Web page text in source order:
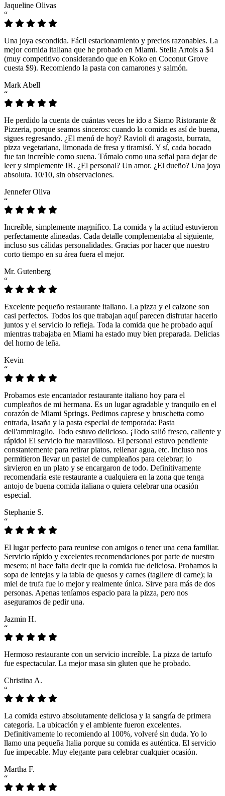
Jaqueline Olivas
“
Una joya escondida. Fácil estacionamiento y precios razonables. La
mejor comida italiana que he probado en Miami. Stella Artois a $4
(muy competitivo considerando que en Koko en Coconut Grove
cuesta $9). Recomiendo la pasta con camarones y salmón.
Mark Abell
“
He perdido la cuenta de cuántas veces he ido a Siamo Ristorante &
Pizzeria, porque seamos sinceros: cuando la comida es así de buena,
sigues regresando. ¿El menú de hoy? Ravioli di aragosta, burrata,
pizza vegetariana, limonada de fresa y tiramisú. Y sí, cada bocado
fue tan increíble como suena. Tómalo como una señal para dejar de
leer y simplemente IR. ¿El personal? Un amor. ¿El dueño? Una joya
absoluta. 10/10, sin observaciones.
Jennefer Oliva
“
Increíble, simplemente magnífico. La comida y la actitud estuvieron
perfectamente alineadas. Cada detalle complementaba al siguiente,
incluso sus cálidas personalidades. Gracias por hacer que nuestro
corto tiempo en su área fuera el mejor.
Mr. Gutenberg
“
Excelente pequeño restaurante italiano. La pizza y el calzone son
casi perfectos. Todos los que trabajan aquí parecen disfrutar hacerlo
juntos y el servicio lo refleja. Toda la comida que he probado aquí
mientras trabajaba en Miami ha estado muy bien preparada. Delicias
del horno de leña.
Kevin
“
Probamos este encantador restaurante italiano hoy para el
cumpleaños de mi hermana. Es un lugar agradable y tranquilo en el
corazón de Miami Springs. Pedimos caprese y bruschetta como
entrada, lasaña y la pasta especial de temporada: Pasta
dell'ammiraglio. Todo estuvo delicioso. ¡Todo salió fresco, caliente y
rápido! El servicio fue maravilloso. El personal estuvo pendiente
constantemente para retirar platos, rellenar agua, etc. Incluso nos
permitieron llevar un pastel de cumpleaños para celebrar; lo
sirvieron en un plato y se encargaron de todo. Definitivamente
recomendaría este restaurante a cualquiera en la zona que tenga
antojo de buena comida italiana o quiera celebrar una ocasión
especial.
Stephanie S.
“
El lugar perfecto para reunirse con amigos o tener una cena familiar.
Servicio rápido y excelentes recomendaciones por parte de nuestro
mesero; ni hace falta decir que la comida fue deliciosa. Probamos la
sopa de lentejas y la tabla de quesos y carnes (tagliere di carne); la
miel de trufa fue lo mejor y realmente única. Sirve para más de dos
personas. Apenas teníamos espacio para la pizza, pero nos
aseguramos de pedir una.
Jazmin H.
“
Hermoso restaurante con un servicio increíble. La pizza de tartufo
fue espectacular. La mejor masa sin gluten que he probado.
Christina A.
“
La comida estuvo absolutamente deliciosa y la sangría de primera
categoría. La ubicación y el ambiente fueron excelentes.
Definitivamente lo recomiendo al 100%, volveré sin duda. Yo lo
llamo una pequeña Italia porque su comida es auténtica. El servicio
fue impecable. Muy elegante para celebrar cualquier ocasión.
Martha F.
“